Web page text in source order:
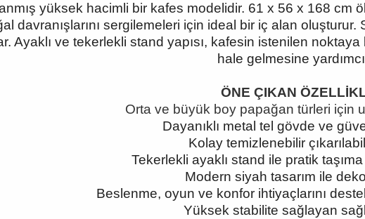
yüksek hacimli bir kafes modelidir. 61 x 56 x 168 cm
davranışlarını sergilemeleri için ideal bir iç alan oluşturur.
Ayaklı ve tekerlekli stand yapısı, kafesin istenilen
hale gelmesine
ÖNE ÇIKAN
Orta ve büyük boy papağan türleri için
Dayanıklı metal tel gövde ve
Kolay temizlenebilir
Tekerlekli ayaklı stand ile pratik
Modern siyah tasarım ile
Beslenme, oyun ve konfor ihtiyaçlarını
Yüksek stabilite sağlayan